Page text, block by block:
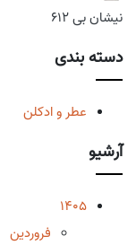
نیشان بی 612
دسته بندی
عطر و ادکلن
آرشیو
1405
فروردین